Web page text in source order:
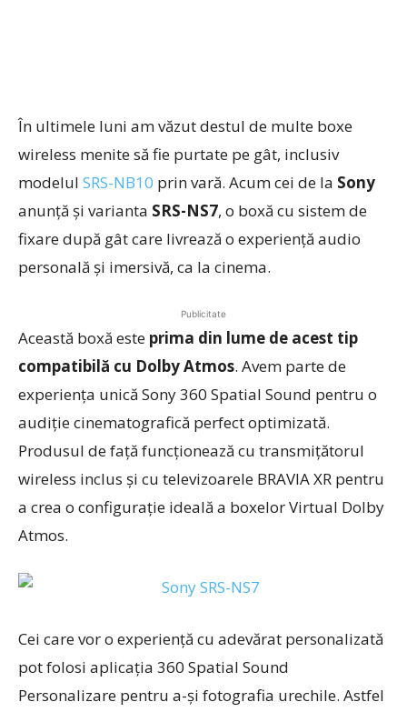
În ultimele luni am văzut destul de multe boxe
wireless menite să fie purtate pe gât, inclusiv
modelul SRS-NB10 prin vară. Acum cei de la Sony
anunță și varianta SRS-NS7, o boxă cu sistem de
fixare după gât care livrează o experiență audio
personală și imersivă, ca la cinema.
Publicitate
Această boxă este prima din lume de acest tip
compatibilă cu Dolby Atmos. Avem parte de
experiența unică Sony 360 Spatial Sound pentru o
audiție cinematografică perfect optimizată.
Produsul de față funcționează cu transmițătorul
wireless inclus și cu televizoarele BRAVIA XR pentru
a crea o configurație ideală a boxelor Virtual Dolby
Atmos.
Cei care vor o experiență cu adevărat personalizată
pot folosi aplicația 360 Spatial Sound
Personalizare pentru a-și fotografia urechile. Astfel